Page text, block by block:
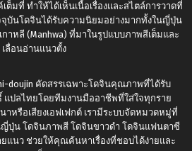
ต็มที่ ทำให้ได้เห็นเนื้อเรื่องและสไตล์การวาดที่
จุบันโดจินได้รับความนิยมอย่างมากทั้งในญี่ปุ่น
าหลี (Manhwa) ที่มาในรูปแบบภาพสีเต็มและ
เลื่อนอ่านแนวตั้ง
doujin คัดสรรเฉพาะโดจินคุณภาพที่ได้รับ
แปลไทยโดยทีมงานมืออาชีพที่ใส่ใจทุกราย
าหรือเสียงเอฟเฟกต์ เรามีระบบจัดหมวดหมู่ที่
ญี่ปุ่น โดจินภาพสี โดจินขาวดำ โดจินแฟนตาซี
แนว ช่วยให้คุณค้นหาเรื่องที่ชอบได้ง่ายและ